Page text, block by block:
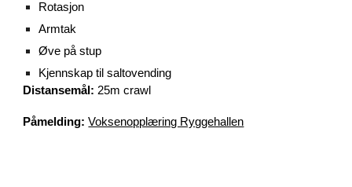
Rotasjon
Armtak
Øve på stup
Kjennskap til saltovending
Distansemål: 25m crawl
Påmelding:Voksenopplæring Ryggehallen